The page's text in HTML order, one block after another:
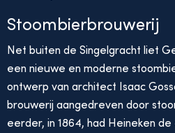
Stoombierbrouwerij
Net buiten de Singelgracht liet
een nieuwe en moderne
ontwerp van architect Isaac
brouwerij aangedreven door
eerder, in 1864, had Heineken